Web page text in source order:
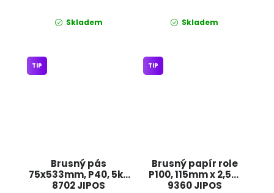
Skladem Skladem
Brusný pás
75x533mm, P40, 5ks
8702 JIPOS
TIP
Brusný papír role
P100, 115mm x 2,5m
9360 JIPOS
TIP